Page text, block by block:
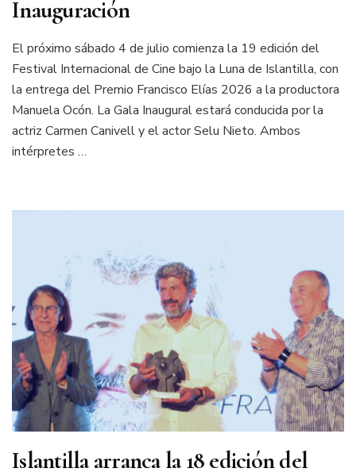
Inauguración
El próximo sábado 4 de julio comienza la 19 edición del
Festival Internacional de Cine bajo la Luna de Islantilla, con
la entrega del Premio Francisco Elías 2026 a la productora
Manuela Ocón. La Gala Inaugural estará conducida por la
actriz Carmen Canivell y el actor Selu Nieto. Ambos
intérpretes …
Islantilla arranca la 18 edición del